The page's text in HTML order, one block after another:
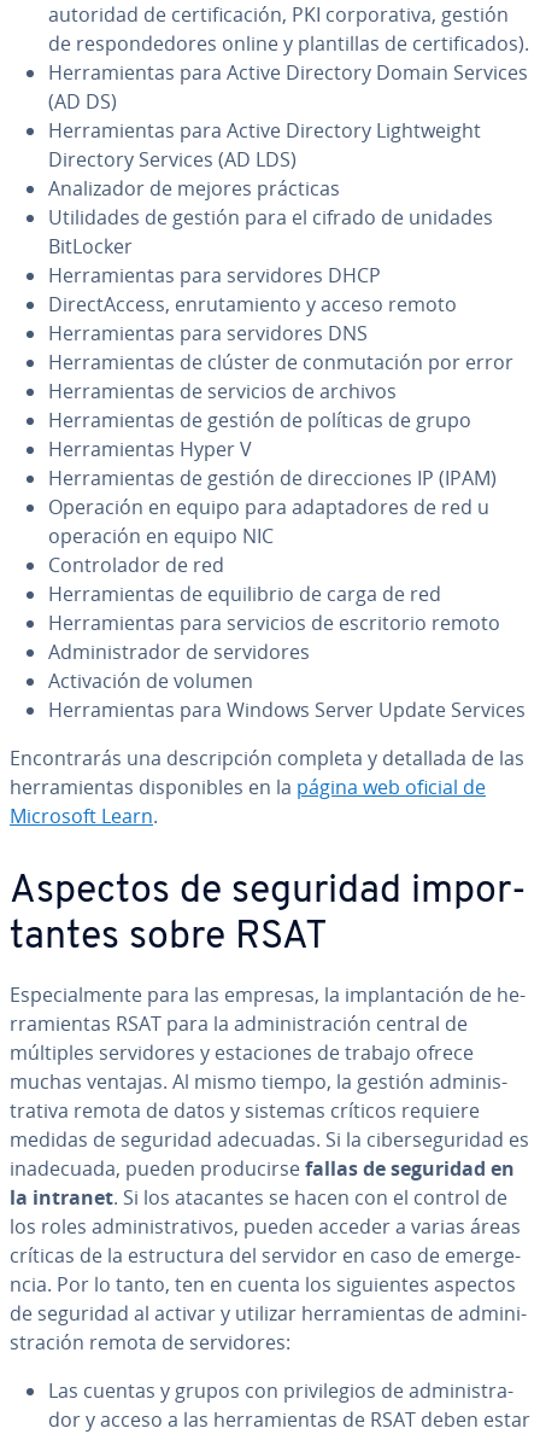
autoridad de ce­r­ti­fi­ca­ción, PKI co­r­po­ra­ti­va, gestión
de re­s­po­n­de­do­res online y pla­n­ti­llas de ce­r­ti­fi­ca­dos).
He­rra­mie­n­tas para Active Directory Domain Services
(AD DS)
He­rra­mie­n­tas para Active Directory Li­gh­t­wei­ght
Directory Services (AD LDS)
Ana­li­za­dor de mejores prácticas
Uti­li­da­des de gestión para el cifrado de unidades
BitLocker
He­rra­mie­n­tas para se­r­vi­do­res DHCP
Di­re­c­tA­c­ce­ss, en­ru­ta­mie­n­to y acceso remoto
He­rra­mie­n­tas para se­r­vi­do­res DNS
He­rra­mie­n­tas de clúster de co­n­mu­ta­ción por error
He­rra­mie­n­tas de servicios de archivos
He­rra­mie­n­tas de gestión de políticas de grupo
He­rra­mie­n­tas Hyper V
He­rra­mie­n­tas de gestión de di­re­c­cio­nes IP (IPAM)
Operación en equipo para ada­p­ta­do­res de red u
operación en equipo NIC
Co­n­tro­la­dor de red
He­rra­mie­n­tas de equi­li­brio de carga de red
He­rra­mie­n­tas para servicios de es­cri­to­rio remoto
Ad­mi­ni­s­tra­dor de se­r­vi­do­res
Ac­ti­va­ción de volumen
He­rra­mie­n­tas para Windows Server Update Services
En­co­n­tra­rás una de­s­cri­p­ción completa y detallada de las
he­rra­mie­n­tas di­s­po­ni­bles en la página web oficial de
Microsoft Learn.
Aspectos de seguridad im­po­r­
ta­n­tes sobre RSAT
Es­pe­cia­l­me­n­te para las empresas, la im­pla­n­ta­ción de he­
rra­mie­n­tas RSAT para la ad­mi­ni­s­tra­ción central de
múltiples se­r­vi­do­res y es­ta­cio­nes de trabajo ofrece
muchas ventajas. Al mismo tiempo, la gestión ad­mi­ni­s­
tra­ti­va remota de datos y sistemas críticos requiere
medidas de seguridad adecuadas. Si la ci­be­r­se­gu­ri­dad es
inade­cua­da, pueden pro­du­ci­r­sefallas de seguridad en
la intranet. Si los atacantes se hacen con el control de
los roles ad­mi­ni­s­tra­ti­vos, pueden acceder a varias áreas
críticas de la es­tru­c­tu­ra del servidor en caso de eme­r­ge­
n­cia. Por lo tanto, ten en cuenta los si­guie­n­tes aspectos
de seguridad al activar y utilizar he­rra­mie­n­tas de ad­mi­ni­
s­tra­ción remota de se­r­vi­do­res:
Las cuentas y grupos con pri­vi­le­gios de ad­mi­ni­s­tra­
dor y acceso a las he­rra­mie­n­tas de RSAT deben estar